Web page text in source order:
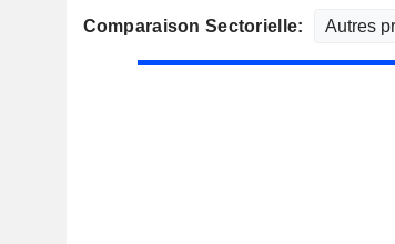
Comparaison Sectorielle: